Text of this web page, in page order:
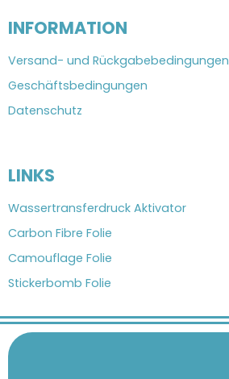
INFORMATION
Versand- und Rückgabebedingungen
Geschäftsbedingungen
Datenschutz
LINKS
Wassertransferdruck Aktivator
Carbon Fibre Folie
Camouflage Folie
Stickerbomb Folie